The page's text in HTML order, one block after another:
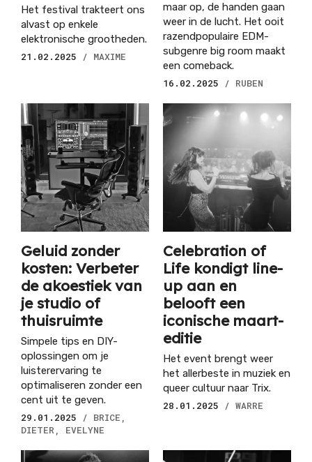
Het festival trakteert ons
alvast op enkele
elektronische grootheden.
21.02.2025
/ MAXIME
maar op, de handen gaan
weer in de lucht. Het ooit
razendpopulaire EDM-
subgenre big room maakt
een comeback.
16.02.2025
/ RUBEN
Geluid zonder
kosten: Verbeter
de akoestiek van
je studio of
thuisruimte
Simpele tips en DIY-
oplossingen om je
luisterervaring te
optimaliseren zonder een
cent uit te geven.
29.01.2025
/ BRICE,
DIETER, EVELYNE
Celebration of
Life kondigt line-
up aan en
belooft een
iconische maart-
editie
Het event brengt weer
het allerbeste in muziek en
queer cultuur naar Trix.
28.01.2025
/ WARRE